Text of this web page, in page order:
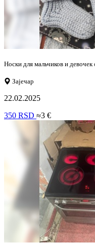
Носки для мальчиков и
Зајечар
22.02.2025
350 RSD ≈3 €